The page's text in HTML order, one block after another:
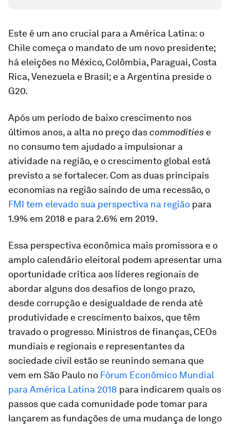
Este é um ano crucial para a América Latina: o
Chile começa o mandato de um novo presidente;
há eleições no México, Colômbia, Paraguai, Costa
Rica, Venezuela e Brasil; e a Argentina preside o
G20.
Após um período de baixo crescimento nos
últimos anos, a alta no preço dascommodities e
no consumo tem ajudado a impulsionar a
atividade na região, e o crescimento global está
previsto a se fortalecer. Com as duas principais
economias na região saindo de uma recessão, o
FMI tem elevado sua perspectiva na região para
1.9% em 2018 e para 2.6% em 2019.
Essa perspectiva econômica mais promissora e o
amplo calendário eleitoral podem apresentar uma
oportunidade crítica aos líderes regionais de
abordar alguns dos desafios de longo prazo,
desde corrupção e desigualdade de renda até
produtividade e crescimento baixos, que têm
travado o progresso. Ministros de finanças, CEOs
mundiais e regionais e representantes da
sociedade civil estão se reunindo semana que
vem em São Paulo no Fórum Econômico Mundial
para América Latina 2018 para indicarem quais os
passos que cada comunidade pode tomar para
lançarem as fundações de uma mudança de longo